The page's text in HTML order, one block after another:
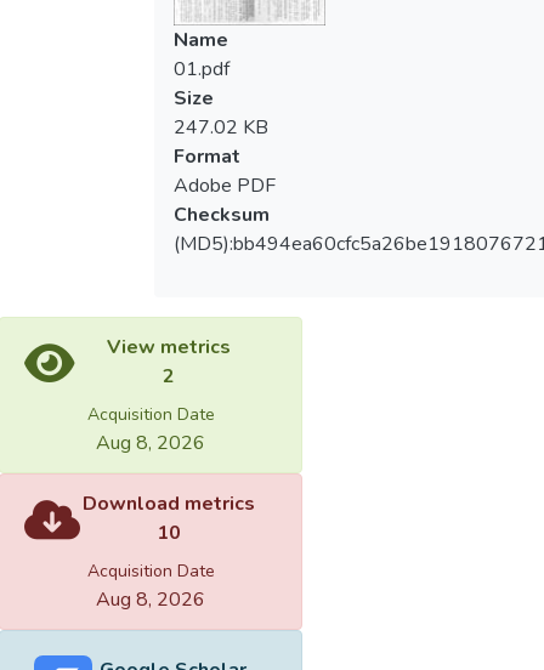
Name
01.pdf
Size
247.02 KB
Format
Adobe PDF
Checksum
View metrics
2
Acquisition Date
Aug 8, 2026
Download metrics
10
Acquisition Date
Aug 8, 2026